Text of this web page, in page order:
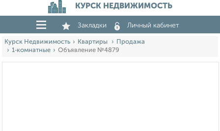
КУРСК НЕДВИЖИМОСТЬ
Закладки Личный кабинет
Курск Недвижимость Квартиры
Продажа
1‑комнатные
Объявление №4879